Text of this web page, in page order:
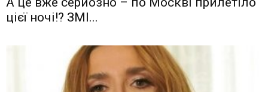
цієї ночі!? ЗМІ...